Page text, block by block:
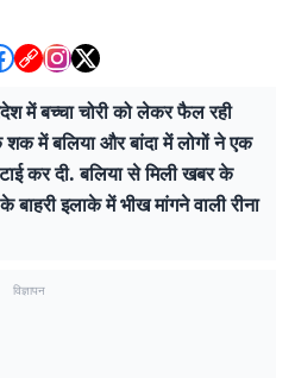
में बच्चा चोरी को लेकर फैल रही
शक में बलिया और बांदा में लोगों ने एक
कर दी. बलिया से मिली खबर के
बाहरी इलाके में भीख मांगने वाली रीना
विज्ञापन